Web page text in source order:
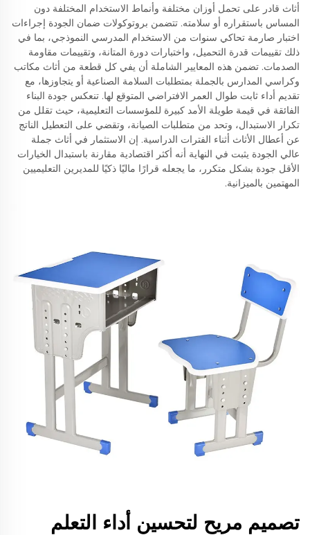
أثاث قادر على تحمل أوزان مختلفة وأنماط الاستخدام المختلفة دون
المساس باستقراره أو سلامته. تتضمن بروتوكولات ضمان الجودة إجراءات
اختبار صارمة تحاكي سنوات من الاستخدام المدرسي النموذجي، بما في
ذلك تقييمات قدرة التحميل، واختبارات دورة المتانة، وتقييمات مقاومة
الصدمات. تضمن هذه المعايير الشاملة أن يفي كل قطعة من أثاث مكاتب
وكراسي المدارس بالجملة بمتطلبات السلامة الصناعية أو يتجاوزها، مع
تقديم أداء ثابت طوال العمر الافتراضي المتوقع لها. تنعكس جودة البناء
الفائقة في قيمة طويلة الأمد كبيرة للمؤسسات التعليمية، حيث تقلل من
تكرار الاستبدال، وتحد من متطلبات الصيانة، وتقضي على التعطيل الناتج
عن أعطال الأثاث أثناء الفترات الدراسية. إن الاستثمار في أثاث جملة
عالي الجودة يثبت في النهاية أنه أكثر اقتصادية مقارنة باستبدال الخيارات
الأقل جودة بشكل متكرر، ما يجعله قرارًا ماليًا ذكيًا للمديرين التعليميين
المهتمين بالميزانية.
تصميم مريح لتحسين أداء التعلم